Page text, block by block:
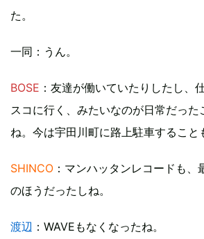
た。
一同 ：うん。
BOSE ：友達が働いていたりしたし、
スコに行く、みたいなのが日常だった
ね。今は宇田川町に路上駐車すること
SHINCO ：マンハッタンレコードも、
のほうだったしね。
渡辺 ：WAVEもなくなったね。